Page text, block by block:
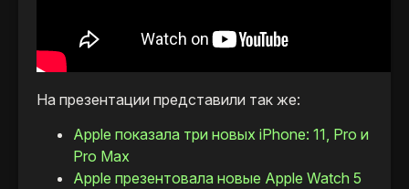
На презентации представили так же:
Apple показала три новых iPhone: 11, Pro и
Pro Max
Apple презентовала новые Apple Watch 5